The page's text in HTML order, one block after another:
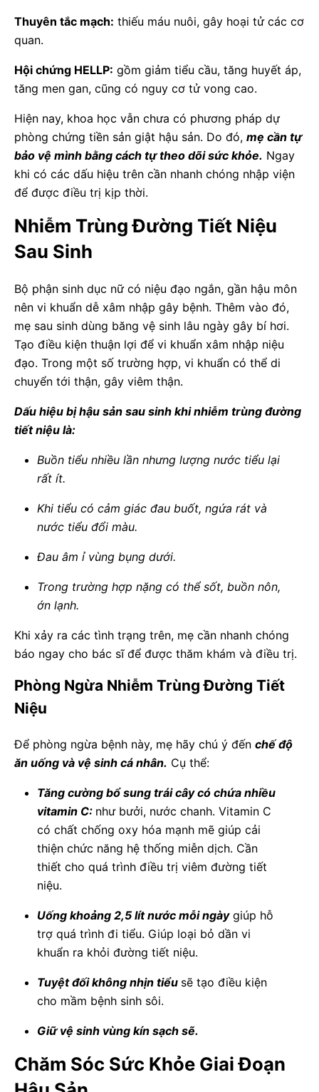
Thuyên tắc mạch: thiếu máu nuôi, gây hoại tử các cơ
quan.
Hội chứng HELLP: gồm giảm tiểu cầu, tăng huyết áp,
tăng men gan, cũng có nguy cơ tử vong cao.
Hiện nay, khoa học vẫn chưa có phương pháp dự
phòng chứng tiền sản giật hậu sản. Do đó, mẹ cần tự
bảo vệ mình bằng cách tự theo dõi sức khỏe. Ngay
khi có các dấu hiệu trên cần nhanh chóng nhập viện
để được điều trị kịp thời.
Nhiễm Trùng Đường Tiết Niệu
Sau Sinh
Bộ phận sinh dục nữ có niệu đạo ngắn, gần hậu môn
nên vi khuẩn dễ xâm nhập gây bệnh. Thêm vào đó,
mẹ sau sinh dùng băng vệ sinh lâu ngày gây bí hơi.
Tạo điều kiện thuận lợi để vi khuẩn xâm nhập niệu
đạo. Trong một số trường hợp, vi khuẩn có thể di
chuyển tới thận, gây viêm thận.
Dấu hiệu bị hậu sản sau sinh khi nhiễm trùng đường
tiết niệu là:
Buồn tiểu nhiều lần nhưng lượng nước tiểu lại
rất ít.
Khi tiểu có cảm giác đau buốt, ngứa rát và
nước tiểu đổi màu.
Đau âm ỉ vùng bụng dưới.
Trong trường hợp nặng có thể sốt, buồn nôn,
ớn lạnh.
Khi xảy ra các tình trạng trên, mẹ cần nhanh chóng
báo ngay cho bác sĩ để được thăm khám và điều trị.
Phòng Ngừa Nhiễm Trùng Đường Tiết
Niệu
Để phòng ngừa bệnh này, mẹ hãy chú ý đến chế độ
ăn uống và vệ sinh cá nhân. Cụ thể:
Tăng cường bổ sung trái cây có chứa nhiều
vitamin C: như bưởi, nước chanh. Vitamin C
có chất chống oxy hóa mạnh mẽ giúp cải
thiện chức năng hệ thống miễn dịch. Cần
thiết cho quá trình điều trị viêm đường tiết
niệu.
Uống khoảng 2,5 lít nước mỗi ngàygiúp hỗ
trợ quá trình đi tiểu. Giúp loại bỏ dần vi
khuẩn ra khỏi đường tiết niệu.
Tuyệt đối không nhịn tiểu sẽ tạo điều kiện
cho mầm bệnh sinh sôi.
Giữ vệ sinh vùng kín sạch sẽ.
Chăm Sóc Sức Khỏe Giai Đoạn